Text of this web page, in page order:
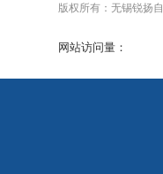
版权所有：无锡锐扬
网站访问量：